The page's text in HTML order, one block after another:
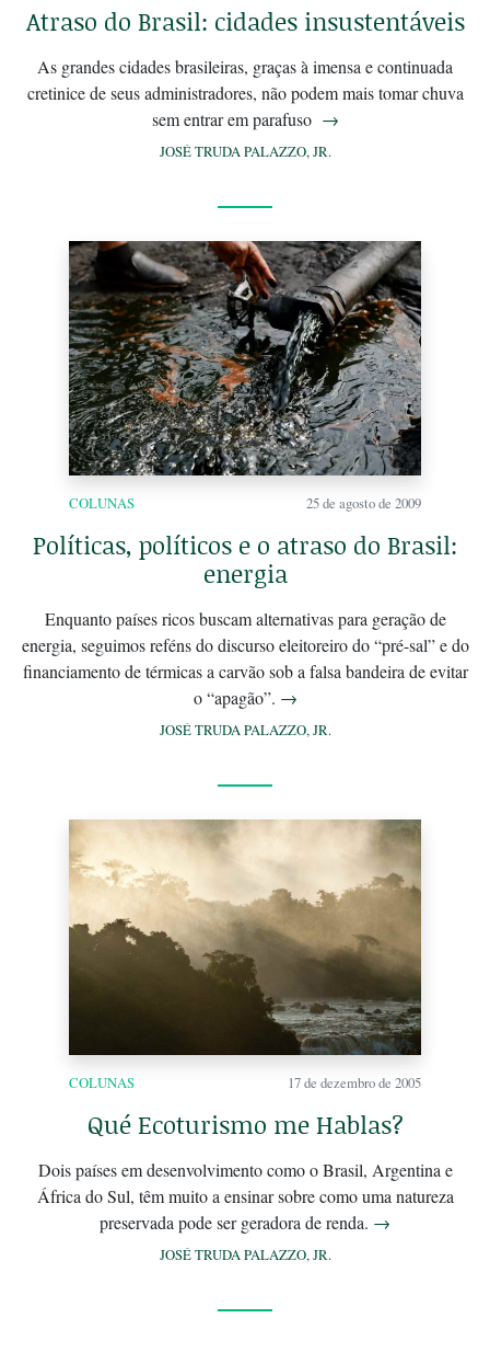
Atraso do Brasil: cidades insustentáveis
As grandes cidades brasileiras, graças à imensa e continuada
cretinice de seus administradores, não podem mais tomar chuva
sem entrar em parafuso →
JOSÉ TRUDA PALAZZO, JR.
COLUNAS 25 de agosto de 2009
Políticas, políticos e o atraso do Brasil:
energia
Enquanto países ricos buscam alternativas para geração de
energia, seguimos reféns do discurso eleitoreiro do “pré-sal” e do
financiamento de térmicas a carvão sob a falsa bandeira de evitar
o “apagão”. →
JOSÉ TRUDA PALAZZO, JR.
COLUNAS 17 de dezembro de 2005
Qué Ecoturismo me Hablas?
Dois países em desenvolvimento como o Brasil, Argentina e
África do Sul, têm muito a ensinar sobre como uma natureza
preservada pode ser geradora de renda. →
JOSÉ TRUDA PALAZZO, JR.